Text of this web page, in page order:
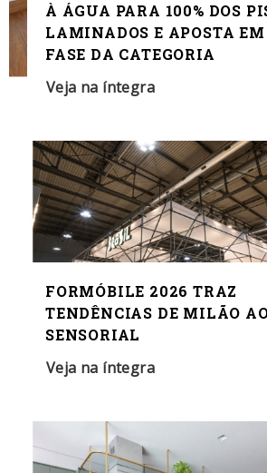
À ÁGUA PARA 100% DOS
LAMINADOS E APOSTA
FASE DA CATEGORIA
Veja na íntegra
FORMÓBILE 2026 TRAZ
TENDÊNCIAS DE MILÃO
SENSORIAL
Veja na íntegra